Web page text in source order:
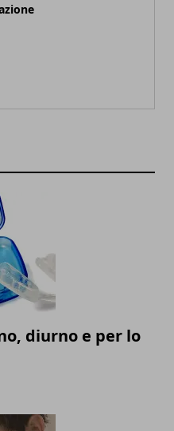
diurno e per lo